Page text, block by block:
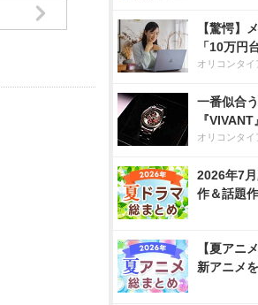
【驚愕】
「10万円
オリコンタイ
一番似合
『
オリコンタイ
2026年7
作＆話題
【夏アニ
新アニメ